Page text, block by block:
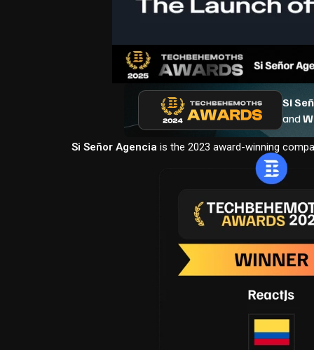
Si Señor Agencia is the 2023 award-winning